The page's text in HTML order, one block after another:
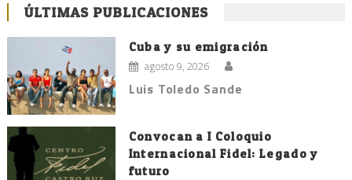
ÚLTIMAS PUBLICACIONES
Cuba y su emigración
agosto 9, 2026
Luis Toledo Sande
Convocan a I Coloquio
Internacional Fidel: Legado y
futuro